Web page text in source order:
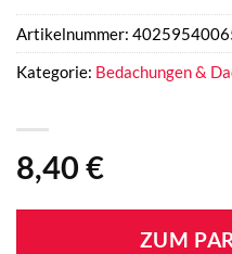
8,40 €
ZUM
Artikelnummer:
Kategorie: Bedachungen &